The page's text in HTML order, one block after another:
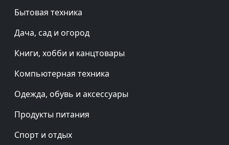
Бытовая техника
Дача, сад и огород
Книги, хобби и канцтовары
Компьютерная техника
Одежда, обувь и аксессуары
Продукты питания
Спорт и отдых